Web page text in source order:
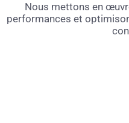
Nous mettons en
performances et